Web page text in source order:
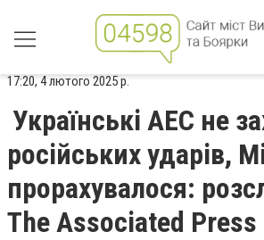
17:20, 4 лютого 2025 р.
Українські АЕС не
російських ударів,
прорахувалося:
The Associated Press